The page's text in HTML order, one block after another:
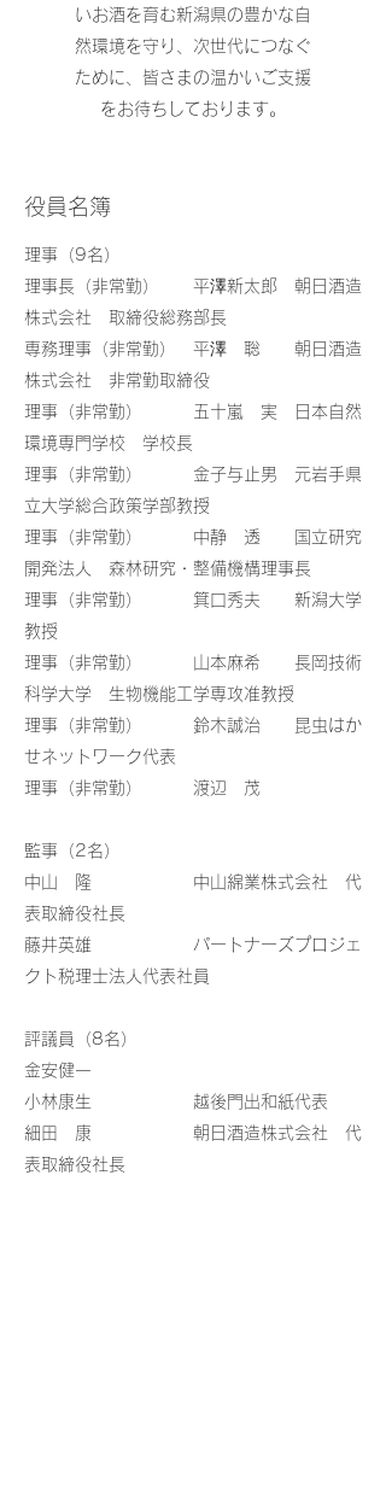
いお酒を育む新潟県の豊かな自
然環境を守り、次世代につなぐ
ために、皆さまの温かいご支援
をお待ちしております。
​​役員名簿
理事（9名）
理事長（非常勤） 平澤新太郎 朝日酒造
株式会社 取締役総務部長
専務理事（非常勤） 平澤 聡 朝日酒造
株式会社 非常勤取締役
理事（非常勤） 五十嵐 実 日本自然
環境専門学校 学校長
理事（非常勤） 金子与止男 元岩手県
立大学総合政策学部教授
理事（非常勤） 中静 透 国立研究
開発法人 森林研究・整備機構理事長
理事（非常勤） 箕口秀夫 新潟大学
教授
理事（非常勤） 山本麻希 長岡技術
科学大学 生物機能工学専攻准教授
理事（非常勤） 鈴木誠治 昆虫はか
せネットワーク代表
​理事（非常勤） 渡辺 茂
監事（2名）
中山 隆 中山綿業株式会社 代
表取締役社長
藤井英雄 パートナーズプロジェ
クト税理士法人代表社員
評議員（8名）
金安健一
小林康生 越後門出和紙代表
細田 康 朝日酒造株式会社 代
表取締役社長